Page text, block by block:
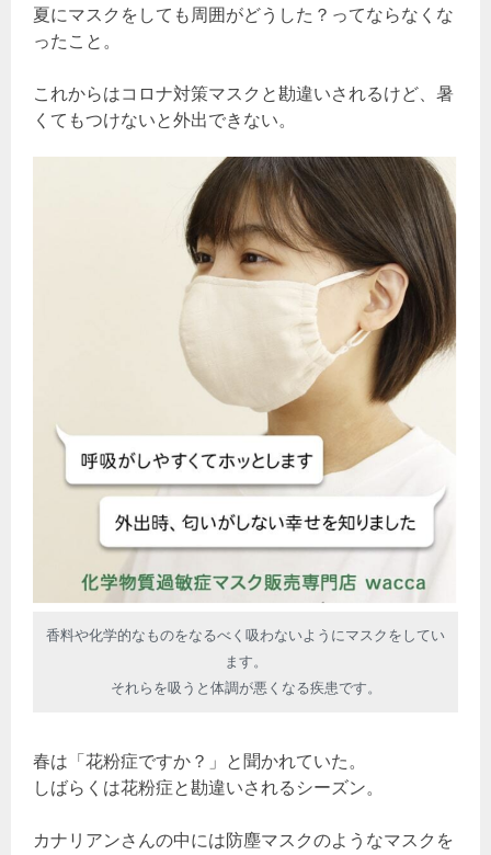
夏にマスクをしても周囲がどうした？ってならなくな
ったこと。
これからはコロナ対策マスクと勘違いされるけど、暑
くてもつけないと外出できない。
香料や化学的なものをなるべく吸わないようにマスクをしてい
ます。
それらを吸うと体調が悪くなる疾患です。
春は「花粉症ですか？」と聞かれていた。
しばらくは花粉症と勘違いされるシーズン。
カナリアンさんの中には防塵マスクのようなマスクを